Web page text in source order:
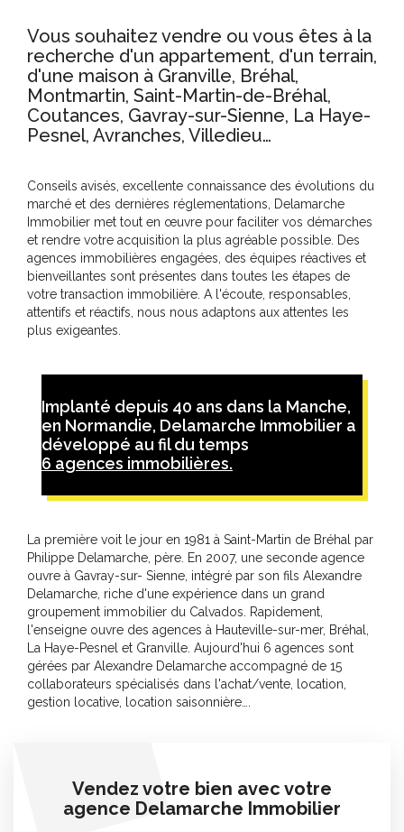
Vous souhaitez vendre ou vous êtes à la
recherche d'un appartement, d'un terrain,
d'une maison à Granville, Bréhal,
Montmartin, Saint-Martin-de-Bréhal,
Coutances, Gavray-sur-Sienne, La Haye-
Pesnel, Avranches, Villedieu…
Conseils avisés, excellente connaissance des évolutions du
marché et des dernières réglementations, Delamarche
Immobilier met tout en œuvre pour faciliter vos démarches
et rendre votre acquisition la plus agréable possible. Des
agences immobilières engagées, des équipes réactives et
bienveillantes sont présentes dans toutes les étapes de
votre transaction immobilière. A l'écoute, responsables,
attentifs et réactifs, nous nous adaptons aux attentes les
plus exigeantes.
Implanté depuis 40 ans dans la Manche,
en Normandie, Delamarche Immobilier a
développé au fil du temps
6 agences immobilières.
La première voit le jour en 1981 à Saint-Martin de Bréhal par
Philippe Delamarche, père. En 2007, une seconde agence
ouvre à Gavray-sur- Sienne, intégré par son fils Alexandre
Delamarche, riche d'une expérience dans un grand
groupement immobilier du Calvados. Rapidement,
l'enseigne ouvre des agences à Hauteville-sur-mer, Bréhal,
La Haye-Pesnel et Granville. Aujourd'hui 6 agences sont
gérées par Alexandre Delamarche accompagné de 15
collaborateurs spécialisés dans l'achat/vente, location,
gestion locative, location saisonnière….
Vendez votre bien avec votre
agence Delamarche Immobilier